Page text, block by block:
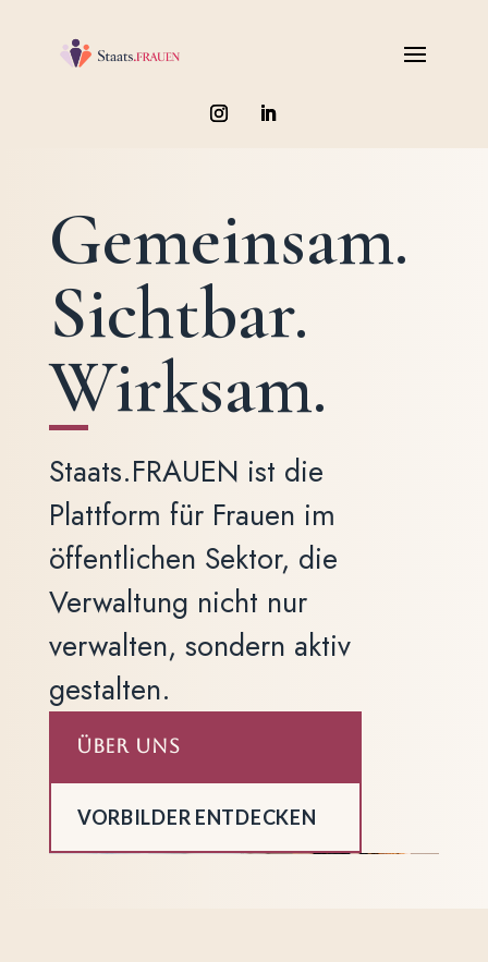
Gemeinsam.
Sichtbar.
Wirksam.
Staats.FRAUEN ist die
Plattform für Frauen im
öffentlichen Sektor, die
Verwaltung nicht nur
verwalten, sondern aktiv
gestalten.
ÜBER UNS
VORBILDER ENTDECKEN